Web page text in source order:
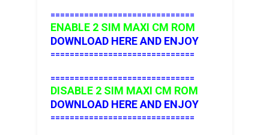
==============================
ENABLE 2 SIM MAXI CM ROM
DOWNLOAD HERE AND ENJOY
==============================
==============================
DISABLE 2 SIM MAXI CM ROM
DOWNLOAD HERE AND ENJOY
==============================